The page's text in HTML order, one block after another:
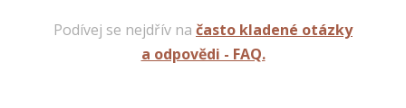
Podívej se nejdřív na často kladené otázky
a odpovědi - FAQ.